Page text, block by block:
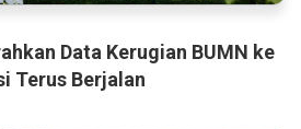
Data Kerugian BUMN ke
Terus Berjalan